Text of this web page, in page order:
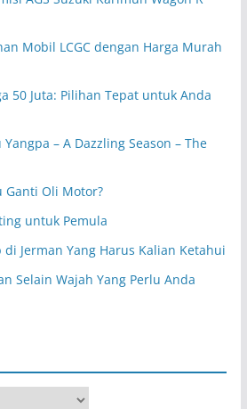
Mobil LCGC dengan Harga Murah
50 Juta: Pilihan Tepat untuk Anda
– A Dazzling Season – The
Ganti Oli Motor?
untuk Pemula
Jerman Yang Harus Kalian Ketahui
Selain Wajah Yang Perlu Anda